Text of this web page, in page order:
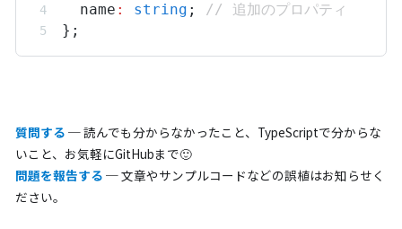
name : string ; // 追加のプロパティ
};
質問する ─ 読んでも分からなかったこと、TypeScriptで分からな
いこと、お気軽にGitHubまで🙂
問題を報告する ─ 文章やサンプルコードなどの誤植はお知らせく
ださい。